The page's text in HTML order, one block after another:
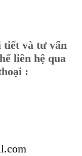
tiết và tư vấn
liên hệ qua
: